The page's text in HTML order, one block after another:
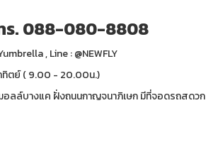
ร. 088-080-8808
, Line : @NEWFLY
ทิตย์ ( 9.00 - 20.00น.)
อลล์บางแค ฝั่งถนนกาญจนาภิเษก มีที่จอดรถสดวก